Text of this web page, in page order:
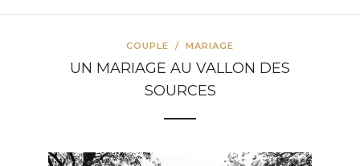
COUPLE / MARIAGE
UN MARIAGE AU VALLON DES
SOURCES